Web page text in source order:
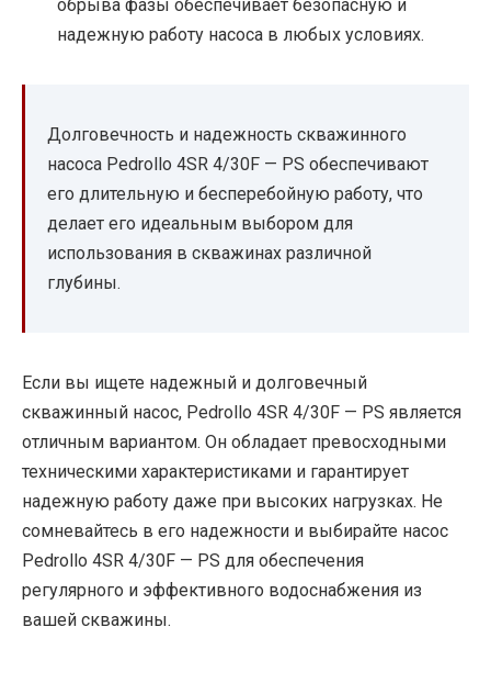
обрыва фазы обеспечивает безопасную и
надежную работу насоса в любых условиях.
Долговечность и надежность скважинного
насоса Pedrollo 4SR 4/30F — PS обеспечивают
его длительную и бесперебойную работу, что
делает его идеальным выбором для
использования в скважинах различной
глубины.
Если вы ищете надежный и долговечный
скважинный насос, Pedrollo 4SR 4/30F — PS является
отличным вариантом. Он обладает превосходными
техническими характеристиками и гарантирует
надежную работу даже при высоких нагрузках. Не
сомневайтесь в его надежности и выбирайте насос
Pedrollo 4SR 4/30F — PS для обеспечения
регулярного и эффективного водоснабжения из
вашей скважины.